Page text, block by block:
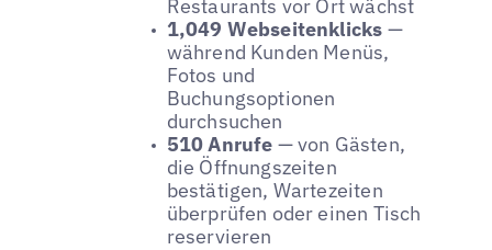
Restaurants vor Ort wächst
1,049 Webseitenklicks —
während Kunden Menüs,
Fotos und
Buchungsoptionen
durchsuchen
510 Anrufe — von Gästen,
die Öffnungszeiten
bestätigen, Wartezeiten
überprüfen oder einen Tisch
reservieren